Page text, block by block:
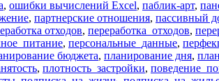
, ошибки вычислений Excel, паблик-арт,
, партнерские отношения, пассивный
отходов, переработка_отходов,
, персональные_данные,
бюджета, планирование дня,
, плотность_застройки,